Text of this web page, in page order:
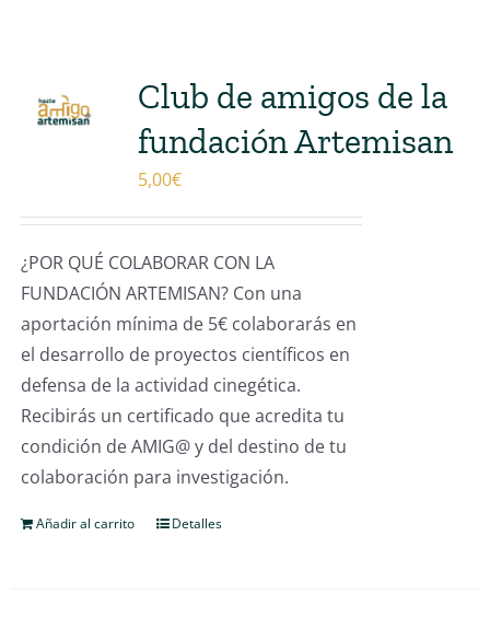
Club de amigos de la
fundación Artemisan
5,00€
¿POR QUÉ COLABORAR CON LA
FUNDACIÓN ARTEMISAN? Con una
aportación mínima de 5€ colaborarás en
el desarrollo de proyectos científicos en
defensa de la actividad cinegética.
Recibirás un certificado que acredita tu
condición de AMIG@ y del destino de tu
colaboración para investigación.
Añadir al carrito Detalles